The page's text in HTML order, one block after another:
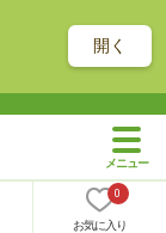
開く
0
お気に入り